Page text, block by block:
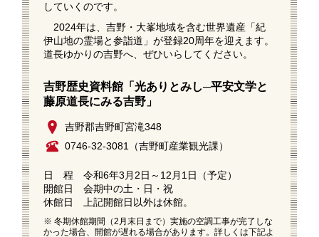
していくのです。
2024年は、吉野・大峯地域を含む世界遺産「紀
伊山地の霊場と参詣道」が登録20周年を迎えます。
道長ゆかりの吉野へ、ぜひいらしてください。
吉野歴史資料館「光ありとみし─平安文学と
藤原道長にみる吉野」
吉野郡吉野町宮滝348
0746-32-3081（吉野町産業観光課）
日 程 令和6年3月2日～12月1日（予定）
開館日 会期中の土・日・祝
休館日 上記開館日以外は休館。
※ 冬期休館期間（2月末日まで）実施の空調工事が完了しな
かった場合、開館が遅れる場合があります。詳しくは下記よ